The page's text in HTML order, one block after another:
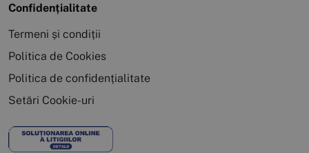
Confidențialitate
Termeni și condiții
Politica de Cookies
Politica de confidențialitate
Setări Cookie-uri